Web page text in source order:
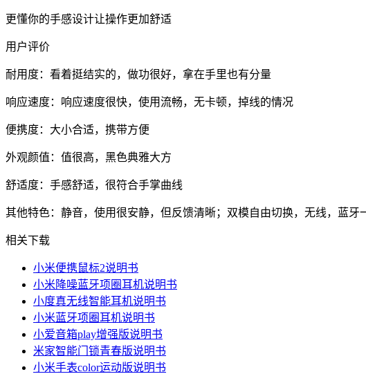
更懂你的手感设计让操作更加舒适
用户评价
耐用度：看着挺结实的，做功很好，拿在手里也有分量
响应速度：响应速度很快，使用流畅，无卡顿，掉线的情况
便携度：大小合适，携带方便
外观颜值：值很高，黑色典雅大方
舒适度：手感舒适，很符合手掌曲线
其他特色：静音，使用很安静，但反馈清晰；双模自由切换，无线，蓝牙
相关下载
小米便携鼠标2说明书
小米降噪蓝牙项圈耳机说明书
小度真无线智能耳机说明书
小米蓝牙项圈耳机说明书
小爱音箱play增强版说明书
米家智能门锁青春版说明书
小米手表color运动版说明书